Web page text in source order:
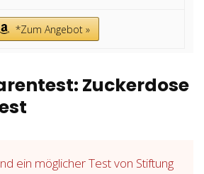
*Zum Angebot »
Zuckerdose
ein möglicher Test von Stiftung